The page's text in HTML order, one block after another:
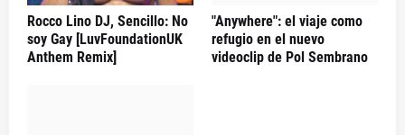
Rocco Lino DJ, Sencillo: No
soy Gay [LuvFoundationUK
Anthem Remix]
"Anywhere": el viaje como
refugio en el nuevo
videoclip de Pol Sembrano